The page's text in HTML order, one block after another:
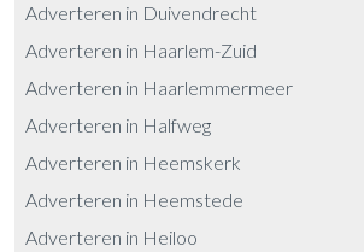
Adverteren in Duivendrecht
Adverteren in Haarlem-Zuid
Adverteren in Haarlemmermeer
Adverteren in Halfweg
Adverteren in Heemskerk
Adverteren in Heemstede
Adverteren in Heiloo